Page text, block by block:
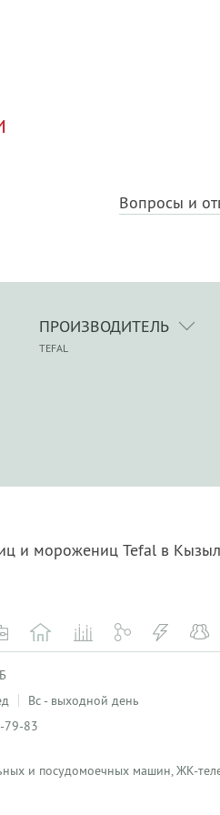
Вопросы и
ПРОИЗВОДИТЕЛЬ
TEFAL
и морожениц Tefal в
Вс - выходной день
79-83
и посудомоечных машин, ЖК-